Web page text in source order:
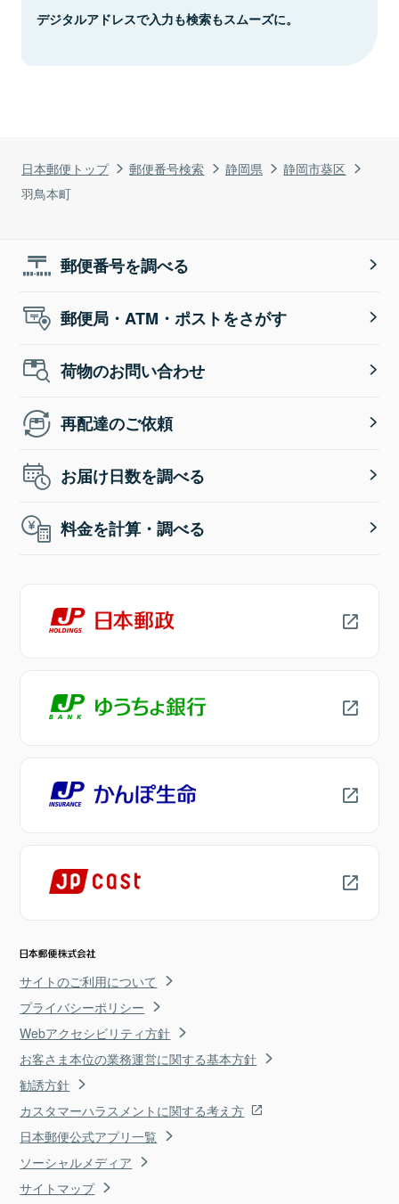
日本郵便トップ 郵便番号検索 静岡県
静岡市葵区
羽鳥本町
デジタルアドレスで入力も検索もスムーズに。
郵便番号を調べる
郵便局・ATM・ポストをさがす
荷物のお問い合わせ
再配達のご依頼
お届け日数を調べる
料金を計算・調べる
サイトのご利用について
プライバシーポリシー
Webアクセシビリティ方針
お客さま本位の業務運営に関する基本方針
勧誘方針
カスタマーハラスメントに関する考え方
日本郵便公式アプリ一覧
ソーシャルメディア
サイトマップ